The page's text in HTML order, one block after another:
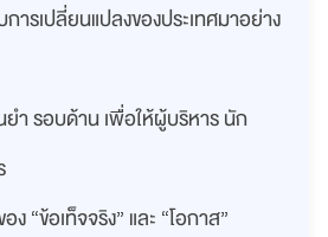
ารเปลี่ยนแปลงของประเทศมาอย่าง
ำ รอบด้าน เพื่อให้ผู้บริหาร นัก
“ข้อเท็จจริง” และ “โอกาส”